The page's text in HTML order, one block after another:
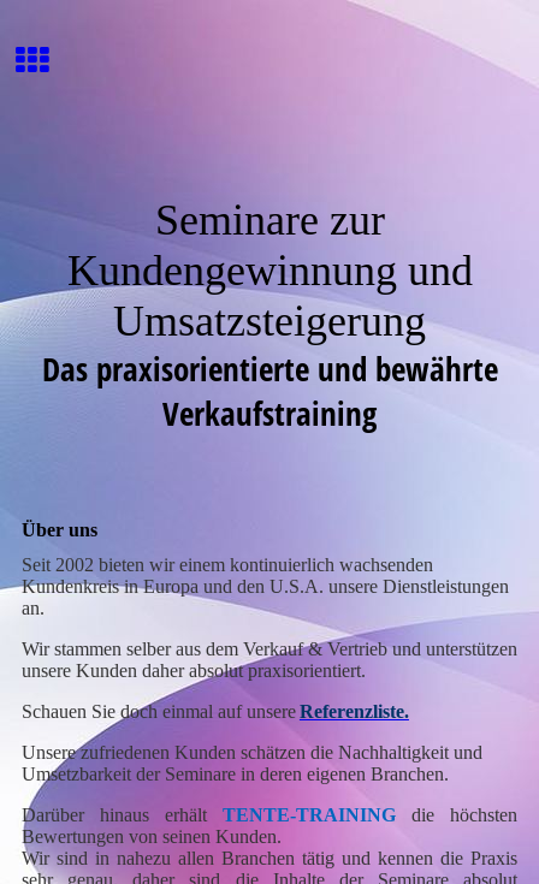
Seminare zur
Kundengewinnung und
Umsatzsteigerung
Das praxisorientierte und bewährte
Verkaufstraining
Über uns
Seit 2002 bieten wir einem kontinuierlich wachsenden
Kundenkreis in Europa und den U.S.A. unsere Dienstleistungen
an.
Wir stammen selber aus dem Verkauf & Vertrieb und unterstützen
unsere Kunden daher absolut praxisorientiert.
Schauen Sie doch einmal auf unsereReferenzliste.
Unsere zufriedenen Kunden schätzen die Nachhaltigkeit und
Umsetzbarkeit der Seminare in deren eigenen Branchen.
Darüber hinaus erhältTENTE-TRAINING die höchsten
Bewertungen von seinen Kunden.
Wir sind in nahezu allen Branchen tätig und kennen die Praxis